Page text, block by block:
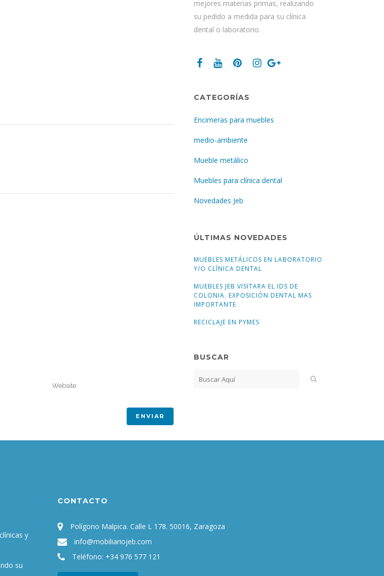
mejores materias primas, realizando
su pedido a medida para su clínica
dental o laboratorio.
CATEGORÍAS
Encimeras para muebles
medio-ambiente
Mueble metálico
Muebles para clínica dental
Novedades Jeb
ÚLTIMAS NOVEDADES
MUEBLES METÁLICOS EN LABORATORIO
Y/O CLÍNICA DENTAL
MUEBLES JEB VISITARA EL IDS DE
COLONIA. EXPOSICIÓN DENTAL MAS
IMPORTANTE
RECICLAJE EN PYMES
BUSCAR
y
su
CONTACTO
Polígono Malpica. Calle L 178. 50016, Zaragoza
info@mobiliariojeb.com
Teléfono: +34 976 577 121